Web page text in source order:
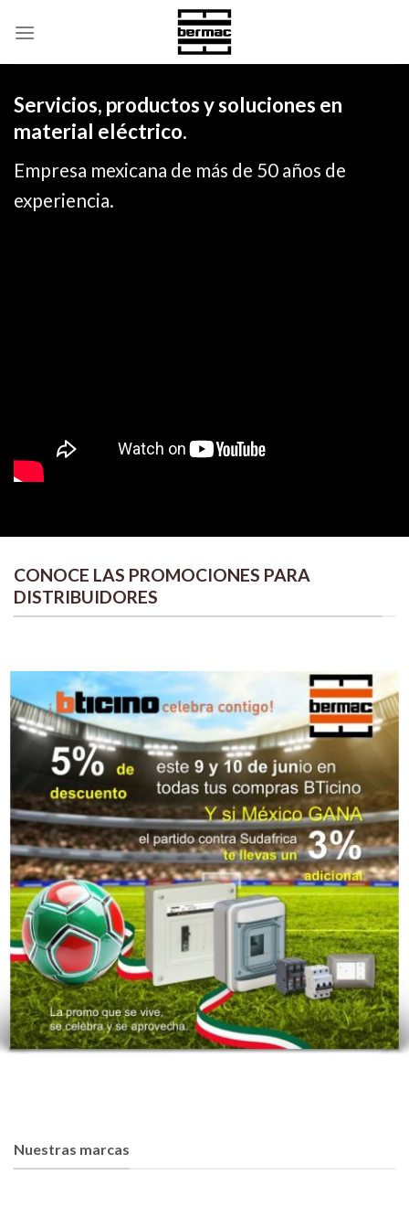
Servicios, productos y soluciones en
material eléctrico.
Empresa mexicana de más de 50 años de
experiencia.
CONOCE LAS PROMOCIONES PARA
DISTRIBUIDORES
Nuestras marcas